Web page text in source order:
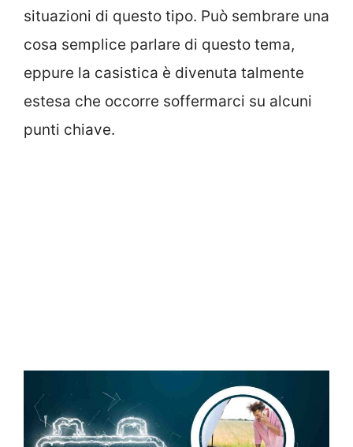
situazioni di questo tipo. Può sembrare una
cosa semplice parlare di questo tema,
eppure la casistica è divenuta talmente
estesa che occorre soffermarci su alcuni
punti chiave.